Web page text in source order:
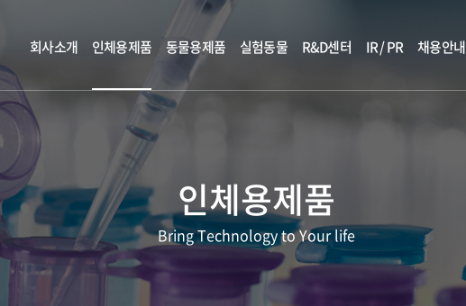
회사소개 인체용제품 동물용제품 실험동물 R&D센터 IR / PR 채용안내
인체용제품
Bring Technology to Your life